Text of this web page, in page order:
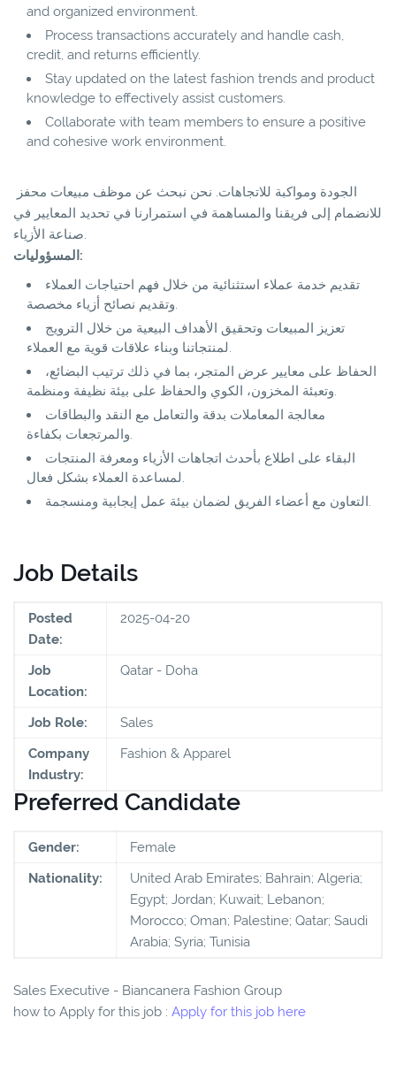
and organized environment.
Process transactions accurately and handle cash,
credit, and returns efficiently.
Stay updated on the latest fashion trends and product
knowledge to effectively assist customers.
Collaborate with team members to ensure a positive
and cohesive work environment.
للانضمام إلى فريقنا والمساهمة في استمرارنا في تحديد المعايير في
صناعة الأزياء.
المسؤوليات:
تقديم خدمة عملاء استثنائية من خلال فهم احتياجات العملاء
وتقديم نصائح أزياء مخصصة.
تعزيز المبيعات وتحقيق الأهداف البيعية من خلال الترويج
لمنتجاتنا وبناء علاقات قوية مع العملاء.
الحفاظ على معايير عرض المتجر، بما في ذلك ترتيب البضائع،
وتعبئة المخزون، الكوي والحفاظ على بيئة نظيفة ومنظمة.
معالجة المعاملات بدقة والتعامل مع النقد والبطاقات
والمرتجعات بكفاءة.
البقاء على اطلاع بأحدث اتجاهات الأزياء ومعرفة المنتجات
لمساعدة العملاء بشكل فعال.
التعاون مع أعضاء الفريق لضمان بيئة عمل إيجابية ومنسجمة.
Job Details
Posted
Date:
2025-04-20
Job
Location:
Qatar - Doha
Job Role:
Sales
Company
Industry:
Fashion & Apparel
Preferred Candidate
Gender:
Female
Nationality:
United Arab Emirates; Bahrain; Algeria;
Egypt; Jordan; Kuwait; Lebanon;
Morocco; Oman; Palestine; Qatar; Saudi
Arabia; Syria; Tunisia
Sales Executive - Biancanera Fashion Group
how to Apply for this job : Apply for this job here